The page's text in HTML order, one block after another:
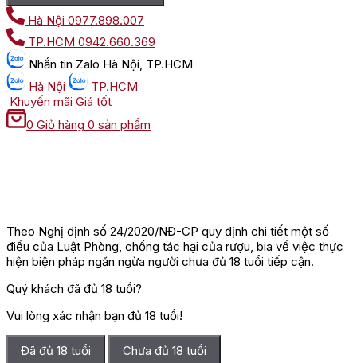
Hà Nội 0977.898.007
TP.HCM 0942.660.369
Nhắn tin Zalo Hà Nội, TP.HCM
Hà Nội
TP.HCM
Khuyến mãi Giá tốt
0 Giỏ hàng 0 sản phẩm
Theo Nghị định số 24/2020/NĐ-CP quy định chi tiết một số
điều của Luật Phòng, chống tác hại của rượu, bia về việc thực
hiện biện pháp ngăn ngừa người chưa đủ 18 tuổi tiếp cận.
Quý khách đã đủ 18 tuổi?
Vui lòng xác nhận bạn đủ 18 tuổi!
Đã đủ 18 tuổi Chưa đủ 18 tuổi